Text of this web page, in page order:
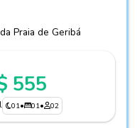
Praia de Geribá
555
01• 01• 02